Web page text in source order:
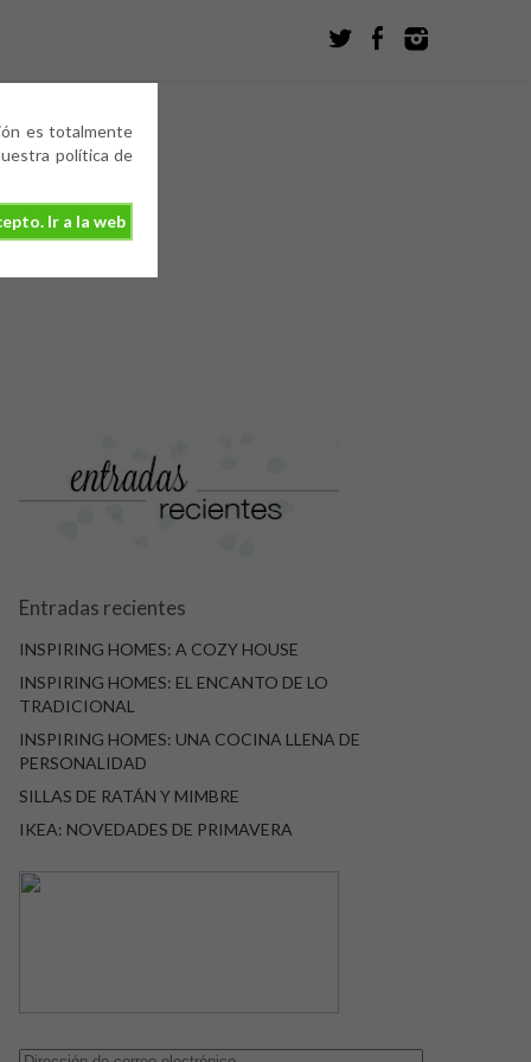
es totalmente
política de
Ir a la web
Entradas recientes
INSPIRING HOMES: A COZY HOUSE
INSPIRING HOMES: EL ENCANTO DE LO
TRADICIONAL
INSPIRING HOMES: UNA COCINA LLENA DE
PERSONALIDAD
SILLAS DE RATÁN Y MIMBRE
IKEA: NOVEDADES DE PRIMAVERA